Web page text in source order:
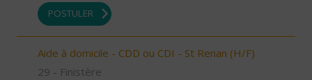
POSTULER
Aide à domicile - CDD ou CDI - St Renan (H/F)
29 - Finistère